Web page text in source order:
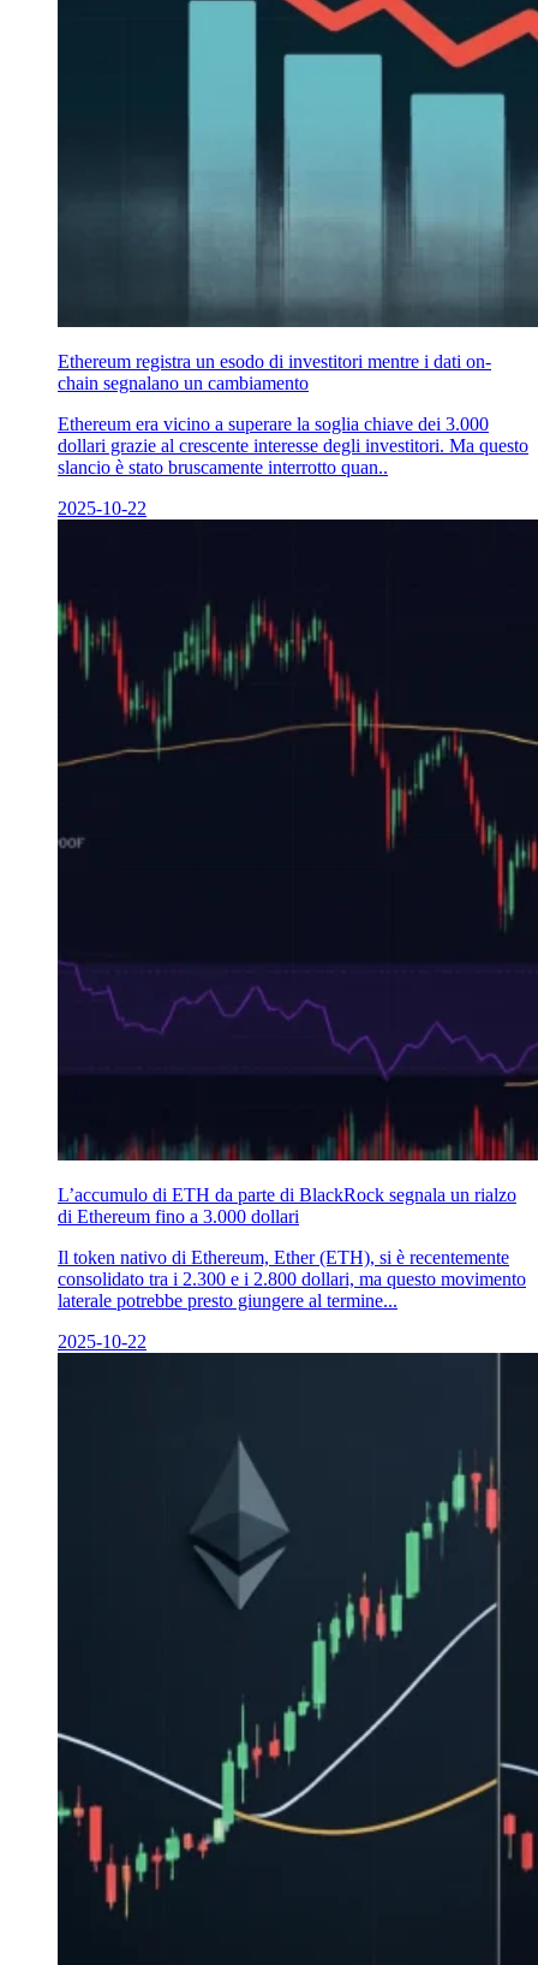
Ethereum registra un esodo di investitori mentre i dati on-
chain segnalano un cambiamento
Ethereum era vicino a superare la soglia chiave dei 3.000
dollari grazie al crescente interesse degli investitori. Ma questo
slancio è stato bruscamente interrotto quan..
2025-10-22
L’accumulo di ETH da parte di BlackRock segnala un rialzo
di Ethereum fino a 3.000 dollari
Il token nativo di Ethereum, Ether (ETH), si è recentemente
consolidato tra i 2.300 e i 2.800 dollari, ma questo movimento
laterale potrebbe presto giungere al termine...
2025-10-22